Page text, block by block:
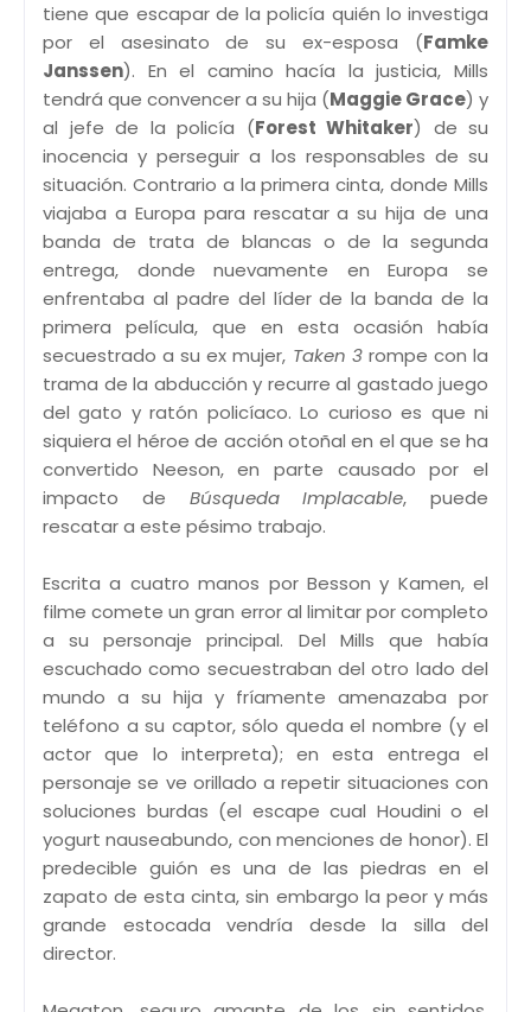
tiene que escapar de la policía quién lo investiga
por el asesinato de su ex-esposa (Famke
Janssen). En el camino hacía la justicia, Mills
tendrá que convencer a su hija (Maggie Grace) y
al jefe de la policía (Forest Whitaker) de su
inocencia y perseguir a los responsables de su
situación. Contrario a la primera cinta, donde Mills
viajaba a Europa para rescatar a su hija de una
banda de trata de blancas o de la segunda
entrega, donde nuevamente en Europa se
enfrentaba al padre del líder de la banda de la
primera película, que en esta ocasión había
secuestrado a su ex mujer, Taken 3rompe con la
trama de la abducción y recurre al gastado juego
del gato y ratón policíaco. Lo curioso es que ni
siquiera el héroe de acción otoñal en el que se ha
convertido Neeson, en parte causado por el
impacto de Búsqueda Implacable, puede
rescatar a este pésimo trabajo.
Escrita a cuatro manos por Besson y Kamen, el
filme comete un gran error al limitar por completo
a su personaje principal. Del Mills que había
escuchado como secuestraban del otro lado del
mundo a su hija y fríamente amenazaba por
teléfono a su captor, sólo queda el nombre (y el
actor que lo interpreta); en esta entrega el
personaje se ve orillado a repetir situaciones con
soluciones burdas (el escape cual Houdini o el
yogurt nauseabundo, con menciones de honor). El
predecible guión es una de las piedras en el
zapato de esta cinta, sin embargo la peor y más
grande estocada vendría desde la silla del
director.